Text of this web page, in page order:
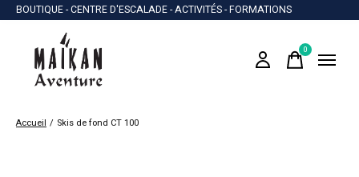
BOUTIQUE - CENTRE D'ESCALADE - ACTIVITÉS - FORMATIONS
0items
Accueil / Skis de fond CT 100